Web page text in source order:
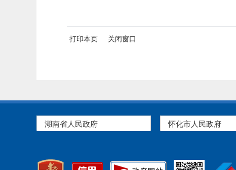
打印本页 关闭窗口
湖南省人民政府 怀化市人民政府